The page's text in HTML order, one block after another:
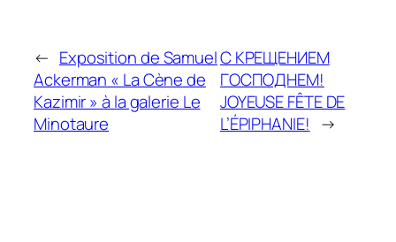
← Exposition de Samuel
Ackerman « La Cène de
Kazimir » à la galerie Le
Minotaure
С КРЕЩЕНИЕМ
ГОСПОДНЕМ!
JOYEUSE FÊTE DE
L’ÉPIPHANIE! →